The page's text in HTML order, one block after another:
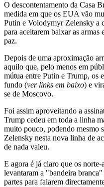
O descontentamento da Casa
medida em que os EUA vão
Putin e Volodymyr Zelensky a
para aceitarem baixar as
paz.
Depois de uma aproximação
aquilo que, pelo menos em
mútua entre Putin e Trump, os
fundo (ver links em baixo) e
se de Moscovo.
Foi assim aproveitando a
Trump cedeu em toda a linha
muito pouco, podendo mesmo
Zelensky nesta nova linha de
de nada valeu.
E agora é já claro que os
levantaram a "bandeira
partes para falarem